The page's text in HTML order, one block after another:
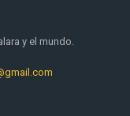
y el mundo.